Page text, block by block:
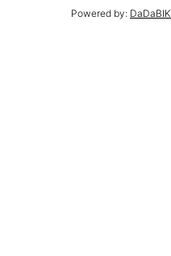
Powered by: DaDaBIK